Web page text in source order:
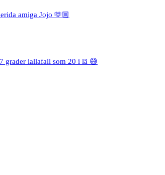
amiga Jojo 🫶🏼
grader iallafall som 20 i lä 😅